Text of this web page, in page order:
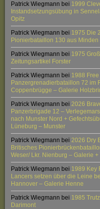
Patrick Wiegmann bei 1999
Instandsetzungsübung in
Opitz
Patrick Wiegmann bei 1975 Die
Pionierbataillon 130 aus
Patrick Wiegmann bei 1975
Zeitungsartikel Forster
Patrick Wiegmann bei 1988
Panzergrenadierbataillon 72 im
Coppenbrügge – Galerie
Patrick Wiegmann bei 2026
Panzerbrigade 12 –
nach Munster Nord +
Lüneburg – Munster
Patrick Wiegmann bei 2026 Dry
Britisches
Weser/ Lkr. Nienburg – Galerie +
Patrick Wiegmann bei 1989 Key
Lancers setzen über die Leine
Hannover – Galerie Henne
Patrick Wiegmann bei 1985
Darimont